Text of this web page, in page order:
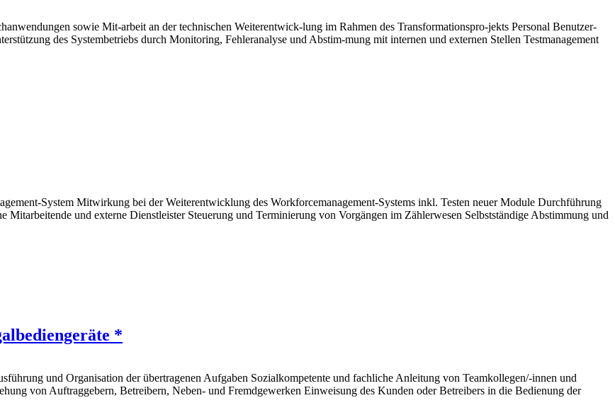
sowie Mit-arbeit an der technischen Weiterentwick-lung im Rahmen des Transformationspro-jekts Personal Benutzer-
des Systembetriebs durch Monitoring, Fehleranalyse und Abstim-mung mit internen und externen Stellen Testmanagement
System Mitwirkung bei der Weiterentwicklung des Workforcemanagement-Systems inkl. Testen neuer Module Durchführung
und externe Dienstleister Steuerung und Terminierung von Vorgängen im Zählerwesen Selbstständige Abstimmung und
*
und Organisation der übertragenen Aufgaben Sozialkompetente und fachliche Anleitung von Teamkollegen/-innen und
von Auftraggebern, Betreibern, Neben- und Fremdgewerken Einweisung des Kunden oder Betreibers in die Bedienung der